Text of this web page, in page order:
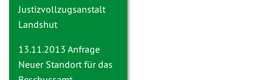
Justizvollzugsanstalt
Landshut
13.11.2013 Anfrage
Neuer Standort für das